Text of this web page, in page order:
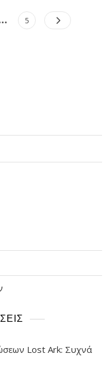
Συμμετοχή,
Ανταμοιβές,
Page
5
Lost Ark: Συχνά